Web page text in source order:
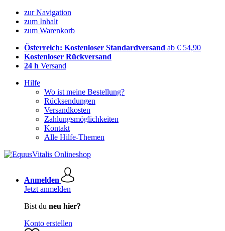
zur Navigation
zum Inhalt
zum Warenkorb
Österreich: Kostenloser Standardversand ab € 54,90
Kostenloser Rückversand
24 h Versand
Hilfe
Wo ist meine Bestellung?
Rücksendungen
Versandkosten
Zahlungsmöglichkeiten
Kontakt
Alle Hilfe-Themen
Anmelden
Jetzt anmelden
Bist du neu hier?
Konto erstellen